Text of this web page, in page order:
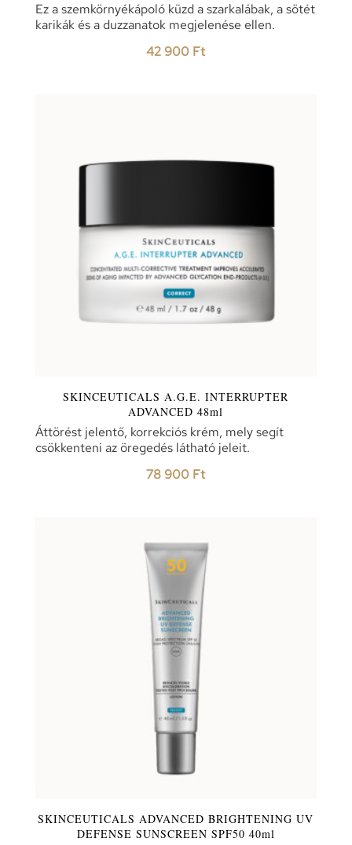
Ez a szemkörnyékápoló küzd a szarkalábak, a sötét
karikák és a duzzanatok megjelenése ellen.
42 900 Ft
SKINCEUTICALS A.G.E. INTERRUPTER
ADVANCED 48ml
Áttörést jelentő, korrekciós krém, mely segít
csökkenteni az öregedés látható jeleit.
78 900 Ft
SKINCEUTICALS ADVANCED BRIGHTENING UV
DEFENSE SUNSCREEN SPF50 40ml